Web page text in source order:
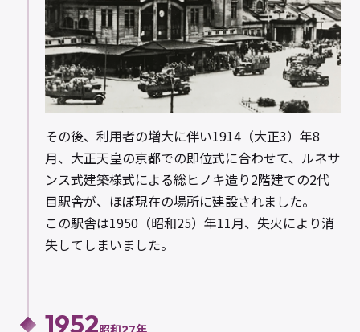
その後、利用者の増大に伴い1914（大正3）年8
月、大正天皇の京都での即位式に合わせて、ルネサ
ンス式建築様式による総ヒノキ造り2階建ての2代
目駅舎が、ほぼ現在の場所に建設されました。
この駅舎は1950（昭和25）年11月、失火により消
失してしまいました。
1952